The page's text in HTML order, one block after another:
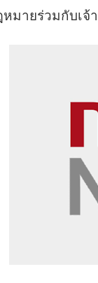
มายร่วมกับเ